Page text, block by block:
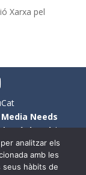
Xarxa pel
Media Needs
|Avís legal|
no sexista del
analitzar els
amb les
seus hàbits de